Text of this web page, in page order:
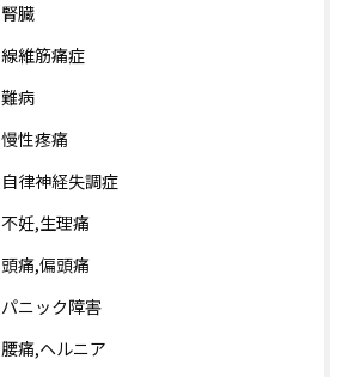
腎臓
線維筋痛症
難病
慢性疼痛
自律神経失調症
不妊,生理痛
頭痛,偏頭痛
パニック障害
腰痛,ヘルニア